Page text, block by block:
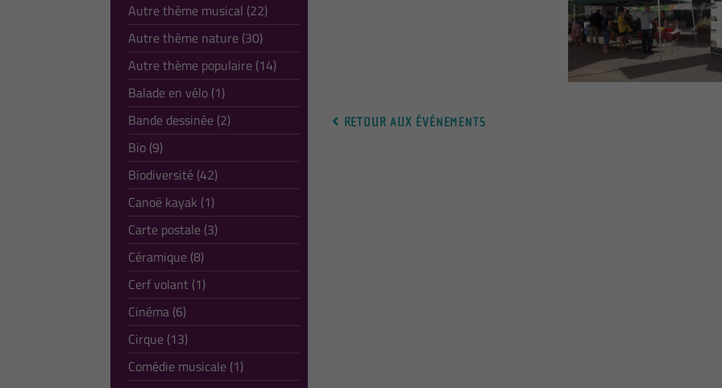
Autre thème musical (22)
Autre thème nature (30)
Autre thème populaire (14)
Balade en vélo (1)
Bande dessinée (2)
Bio (9)
Biodiversité (42)
Canoë kayak (1)
Carte postale (3)
Céramique (8)
Cerf volant (1)
Cinéma (6)
Cirque (13)
Comédie musicale (1)
RETOUR AUX ÉVÉNEMENTS